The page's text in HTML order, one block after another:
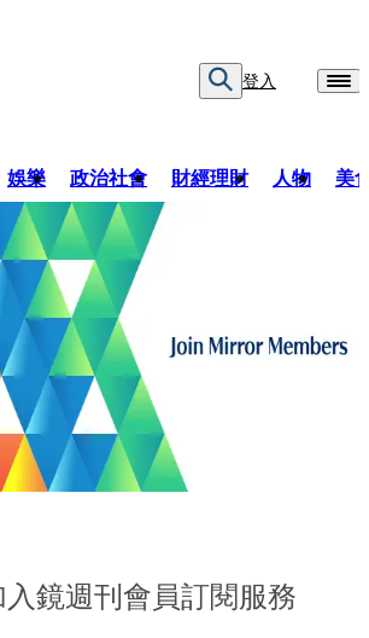
登入
娛樂 政治社會 財經理財 人物 美
鏡週刊會員訂閱服務